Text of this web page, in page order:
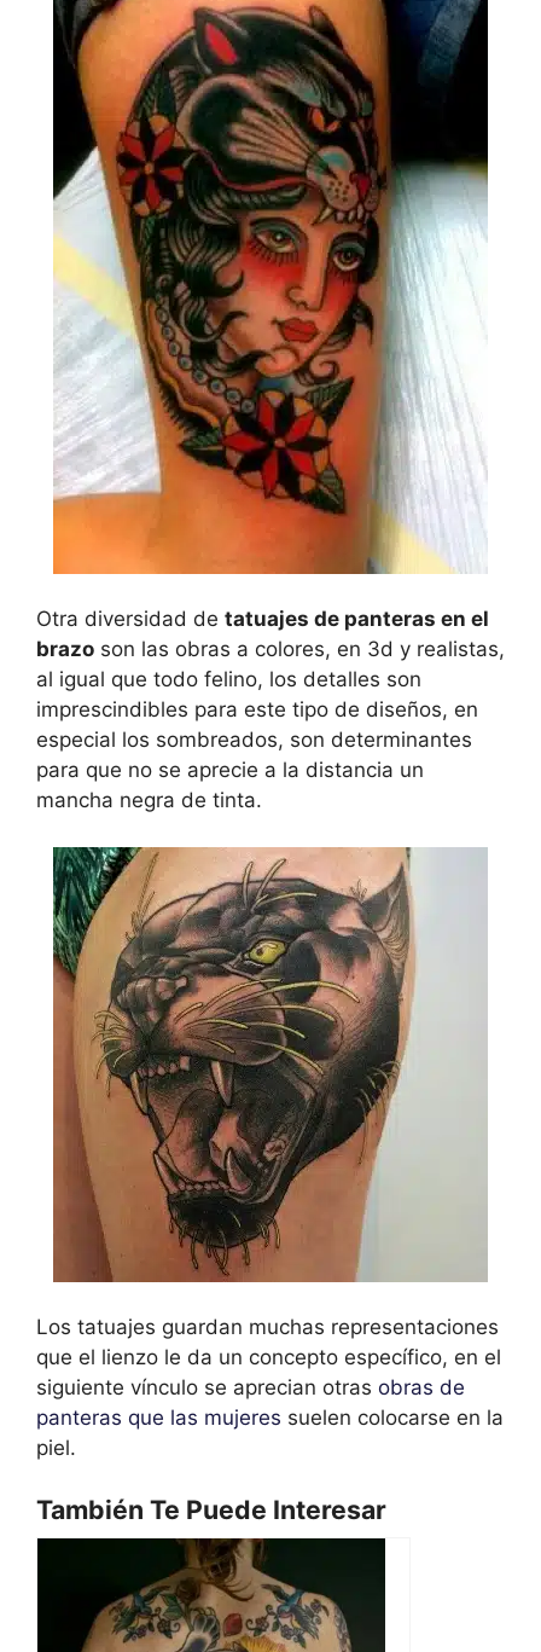
Otra diversidad de tatuajes de panteras en el
brazo son las obras a colores, en 3d y realistas,
al igual que todo felino, los detalles son
imprescindibles para este tipo de diseños, en
especial los sombreados, son determinantes
para que no se aprecie a la distancia un
mancha negra de tinta.
Los tatuajes guardan muchas representaciones
que el lienzo le da un concepto específico, en el
siguiente vínculo se aprecian otras obras de
panteras que las mujeres suelen colocarse en la
piel.
También Te Puede Interesar